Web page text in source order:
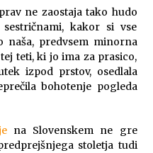
darilni paketi za rojstni
ne zaostaja tako hudo
kakor si vse
naša, predvsem minorna
teti, ki jo ima za prasico,
izpod prstov, osedlala
bohotenje pogleda
na Slovenskem ne gre
stoletja tudi